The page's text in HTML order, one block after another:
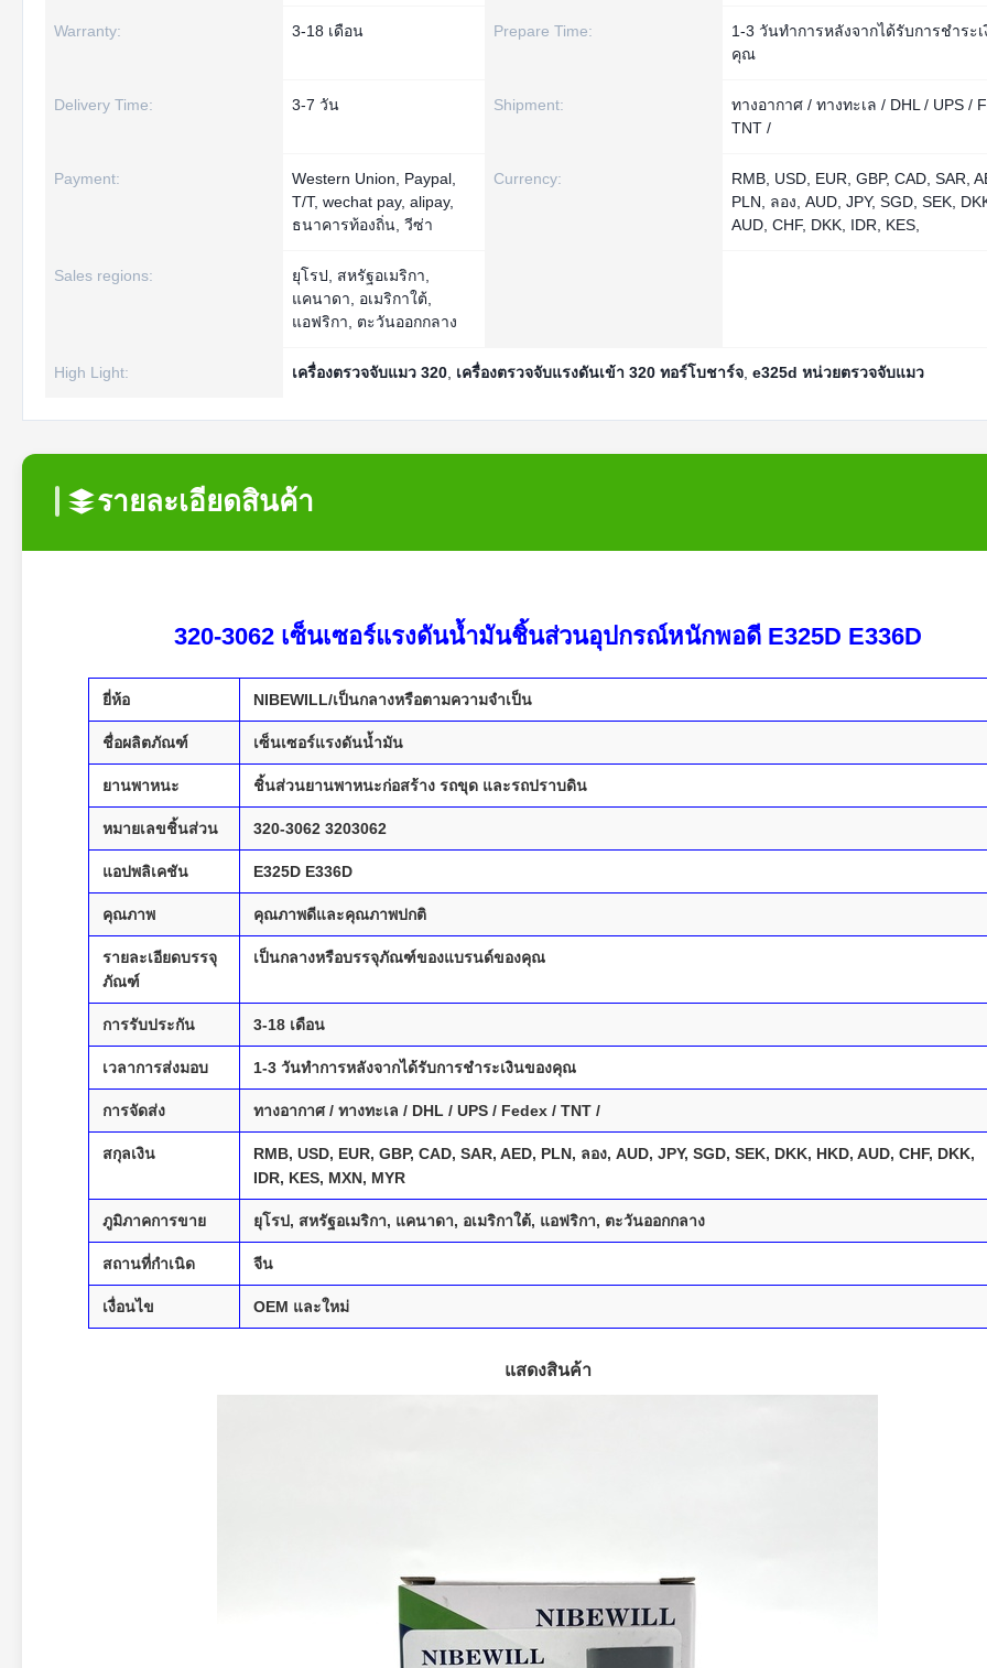
Warranty: 3-18 เดือน Prepare Time:
1-3 วันทำการหลังจากได้รับการชำระ
คุณ
Delivery Time: 3-7 วัน Shipment:
ทางอากาศ / ทางทะเล / DHL / UPS /
TNT /
Payment:
Western Union, Paypal,
T/T, wechat pay, alipay,
ธนาคารท้องถิ่น, วีซ่า
Currency:
RMB, USD, EUR, GBP, CAD, SAR,
PLN, ลอง, AUD, JPY, SGD, SEK,
AUD, CHF, DKK, IDR, KES,
Sales regions:
ยุโรป, สหรัฐอเมริกา,
แคนาดา, อเมริกาใต้,
แอฟริกา, ตะวันออกกลาง
High Light: เครื่องตรวจจับแมว 320 เครื่องตรวจจับแรงดันเข้า 320 ทอร์โบชาร์จ e325d หน่วยตรวจจับแมว
รายละเอียดสินค้า
320-3062 เซ็นเซอร์แรงดันน้ำมันชิ้นส่วนอุปกรณ์หนักพอดี E325D E336D
ยี่ห้อ NIBEWILL/เป็นกลางหรือตามความจำเป็น
ชื่อผลิตภัณฑ์ เซ็นเซอร์แรงดันน้ำมัน
ยานพาหนะ ชิ้นส่วนยานพาหนะก่อสร้าง รถขุด และรถปราบดิน
หมายเลขชิ้นส่วน 320-3062 3203062
แอปพลิเคชัน E325D E336D
คุณภาพ คุณภาพดีและคุณภาพปกติ
รายละเอียดบรรจุ
ภัณฑ์
เป็นกลางหรือบรรจุภัณฑ์ของแบรนด์ของคุณ
การรับประกัน 3-18 เดือน
เวลาการส่งมอบ 1-3 วันทำการหลังจากได้รับการชำระเงินของคุณ
การจัดส่ง ทางอากาศ / ทางทะเล / DHL / UPS / Fedex / TNT /
สกุลเงิน
RMB, USD, EUR, GBP, CAD, SAR, AED, PLN, ลอง, AUD, JPY, SGD, SEK, DKK, HKD, AUD, CHF, DKK,
IDR, KES, MXN, MYR
ภูมิภาคการขาย ยุโรป, สหรัฐอเมริกา, แคนาดา, อเมริกาใต้, แอฟริกา, ตะวันออกกลาง
สถานที่กำเนิด จีน
เงื่อนไข OEM และใหม่
แสดงสินค้า